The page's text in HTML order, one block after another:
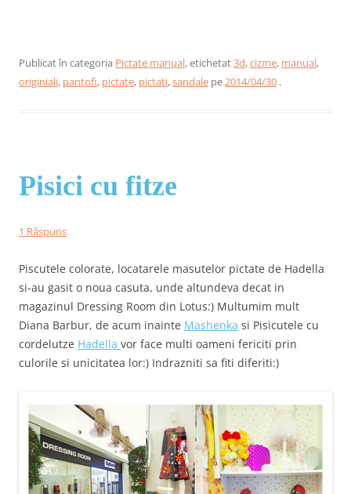
Publicat în categoria Pictate manual, etichetat3d,cizme, manual,
originiali, pantofi, pictate, pictati,sandale pe2014/04/30 .
Pisici cu fitze
1 Răspuns
Piscutele colorate, locatarele masutelor pictate de Hadella
si-au gasit o noua casuta, unde altundeva decat in
magazinul Dressing Room din Lotus:) Multumim mult
Diana Barbur, de acum inainte Mashenka si Pisicutele cu
cordelutze Hadella vor face multi oameni fericiti prin
culorile si unicitatea lor:) Indrazniti sa fiti diferiti:)